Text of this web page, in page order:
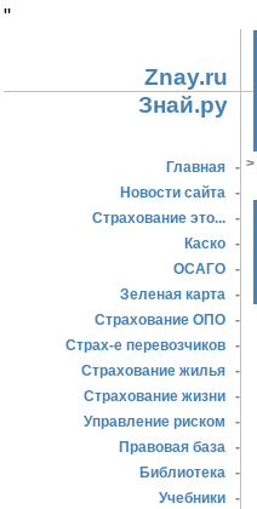
"
Znay.ru
Знай.ру
Главная -
Новости сайта -
Страхование это... -
Каско -
ОСАГО -
Зеленая карта -
Страхование ОПО -
Страх-е перевозчиков -
Страхование жилья -
Страхование жизни -
Управление риском
-
Правовая база -
Библиотека -
Учебники -
>